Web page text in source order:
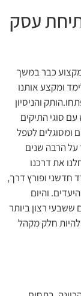
עסק
כבר במשך
ומקצע אותנו
והניסיון
סוגי התיקים
ומסוגלים לטפל
על הרבה שנים
את דרכנו
חדשני ופורץ דרך,
והיום
ששבעי רצון ביותר
חלק מקהל